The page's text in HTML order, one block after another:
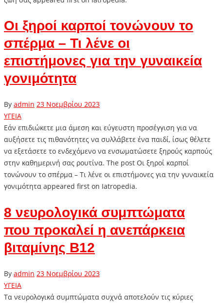
Οι ξηροί καρποί τονώνουν το
σπέρμα – Τι λένε οι
επιστήμονες για την γυναικεία
γονιμότητα
By admin 23 Νοεμβρίου 2023
ΥΓΕΙΑ
Εάν επιδιώκετε μια άμεση και εύγευστη προσέγγιση για να
αυξήσετε τις πιθανότητες να συλλάβετε ένα παιδί, ίσως θέλετε
να εξετάσετε το ενδεχόμενο να ενσωματώσετε ξηρούς καρπούς
στην καθημερινή σας ρουτίνα. The post Οι ξηροί καρποί
τονώνουν το σπέρμα – Τι λένε οι επιστήμονες για την γυναικεία
γονιμότητα appeared first on Iatropedia.
8 νευρολογικά συμπτώματα
που προκαλεί η ανεπάρκεια
βιταμίνης Β12
By admin 23 Νοεμβρίου 2023
ΥΓΕΙΑ
Τα νευρολογικά συμπτώματα συχνά αποτελούν τις κύριες